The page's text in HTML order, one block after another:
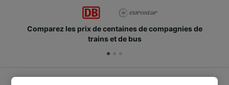
Comparez les prix de centaines de compagnies de
trains et de bus